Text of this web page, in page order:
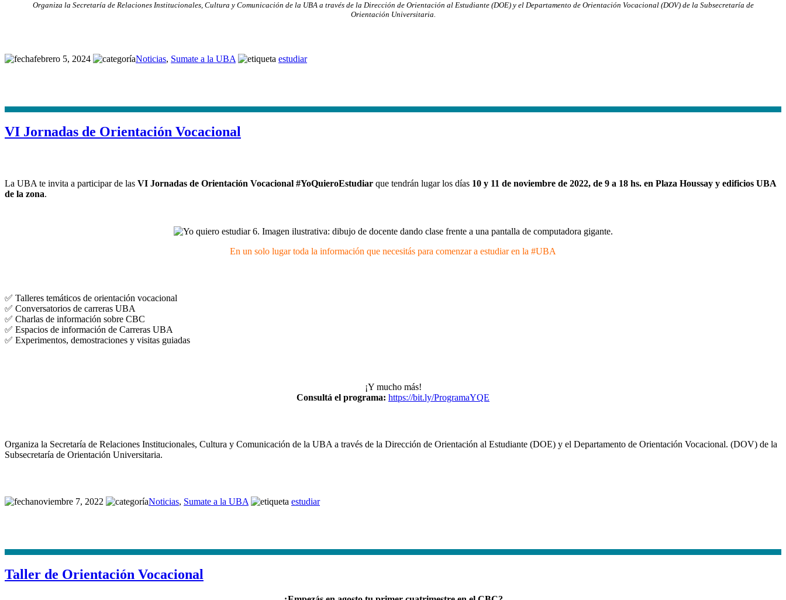
Organiza la Secretaría de Relaciones Institucionales, Cultura y Comunicación de la UBA a través de la Dirección de Orientación al Estudiante (DOE) y el Departamento de Orientación Vocacional (DOV) de la Subsecretaría de
Orientación Universitaria.
febrero 5, 2024 Noticias, Sumate a la UBA estudiar
VI Jornadas de Orientación Vocacional
La UBA te invita a participar de las VI Jornadas de Orientación Vocacional #YoQuieroEstudiar que tendrán lugar los días 10 y 11 de noviembre de 2022, de 9 a 18 hs. en Plaza Houssay y edificios UBA
de la zona.
En un solo lugar toda la información que necesitás para comenzar a estudiar en la #UBA
✅ Talleres temáticos de orientación vocacional
✅ Conversatorios de carreras UBA
✅ Charlas de información sobre CBC
✅ Espacios de información de Carreras UBA
✅ Experimentos, demostraciones y visitas guiadas
¡Y mucho más!
Consultá el programa: https://bit.ly/ProgramaYQE
Organiza la Secretaría de Relaciones Institucionales, Cultura y Comunicación de la UBA a través de la Dirección de Orientación al Estudiante (DOE) y el Departamento de Orientación Vocacional. (DOV) de la
Subsecretaría de Orientación Universitaria.
noviembre 7, 2022 Noticias, Sumate a la UBA estudiar
Taller de Orientación Vocacional